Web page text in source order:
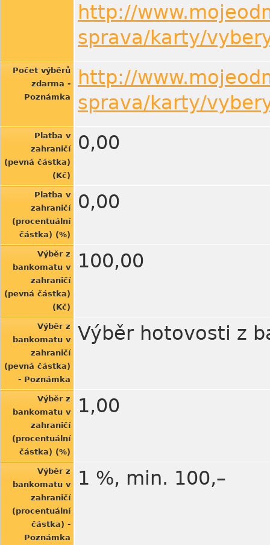
http://
sprava/karty/
Počet výběrů
zdarma -
Poznámka
http://
sprava/karty/
Platba v
zahraničí
(pevná částka)
(Kč)
0,00
Platba v
zahraničí
(procentuální
částka) (%)
0,00
Výběr z
bankomatu v
zahraničí
(pevná částka)
(Kč)
100,00
Výběr z
bankomatu v
zahraničí
(pevná částka)
- Poznámka
Výběr hotovosti z
Výběr z
bankomatu v
zahraničí
(procentuální
částka) (%)
1,00
Výběr z
bankomatu v
zahraničí
(procentuální
částka) -
Poznámka
1 %, min. 100,–